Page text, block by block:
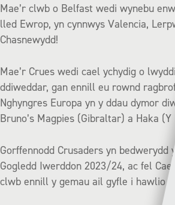
Mae’r clwb o Belfast wedi wynebu
lled Ewrop, yn cynnwys Valencia,
Chasnewydd!
Mae’r Crues wedi cael ychydig o
ddiweddar, gan ennill eu rownd
Nghyngres Europa yn y ddau dymor
Bruno’s Magpies (Gibraltar) a Haka (Y
Gorffennodd Crusaders yn bedwerydd
Gogledd Iwerddon 2023/24, ac fel
clwb ennill y gemau ail gyfle i hawlio